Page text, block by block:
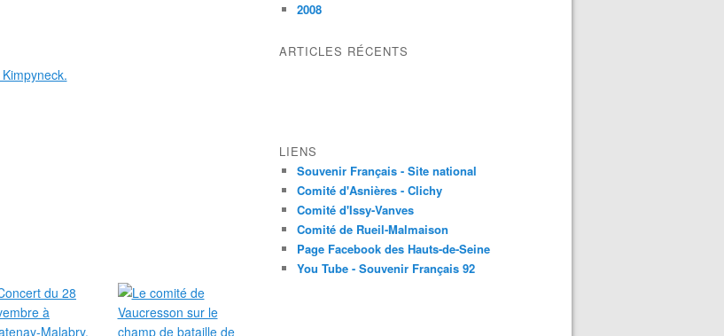
2008
ARTICLES RÉCENTS
LIENS
Souvenir Français - Site national
Comité d'Asnières - Clichy
Comité d'Issy-Vanves
Comité de Rueil-Malmaison
Page Facebook des Hauts-de-Seine
You Tube - Souvenir Français 92